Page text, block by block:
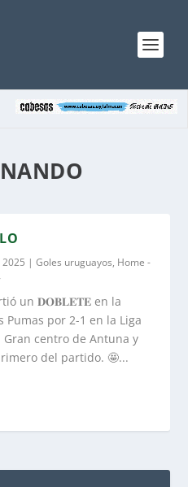
|Goles uruguayos, Home -
un 𝐃𝐎𝐁𝐋𝐄𝐓𝐄 en la
Pumas por 2-1 en la Liga
centro de Antuna y
del partido. 🤩...